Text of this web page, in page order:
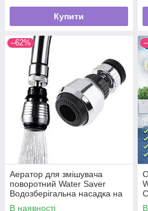
Купити
–62%
Аератор для змішувача
поворотний Water Saver
Водозберігальна насадка на
кран
В наявності